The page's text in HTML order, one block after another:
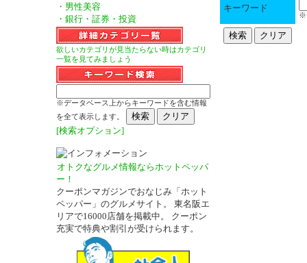
・男性美容
・銀行・証券・投資
欲しいカテゴリが見当たらない時はカテゴリ
一覧を見てみましょう
※データベース上からキーワードを含む情報
を全て表示します。
[検索オプション]
オトクなグルメ情報ならホットペッパ
ー！
クーポンマガジンでおなじみ「ホット
ペッパー」のグルメサイト。 東名阪エ
リアで16000店舗を掲載中。 クーポン
充実で特典や割引が受けられます。
キーワード
※